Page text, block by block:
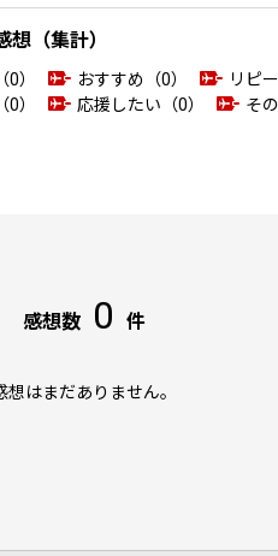
想（集計）
） おすすめ（0） リピ
）
応援したい（0） そ
感想数 0 件
想はまだありません。